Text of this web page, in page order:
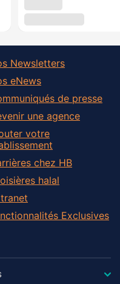
Newsletters
eNews
de presse
une agence
votre
chez HB
halal
Exclusives